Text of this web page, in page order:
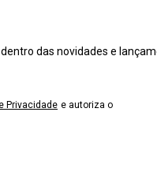
das novidades e
Privacidade e autoriza o